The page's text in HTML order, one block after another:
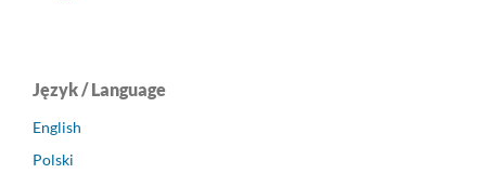
Język / Language
English
Polski